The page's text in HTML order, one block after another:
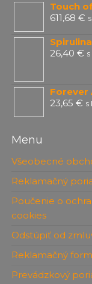
Touch
611,68€
26,40€
23,65€ s
Menu
Všeobecné
Reklamačný
Poučenie o
cookies
Odstúpiť od
Reklamačný
Prevádzkový